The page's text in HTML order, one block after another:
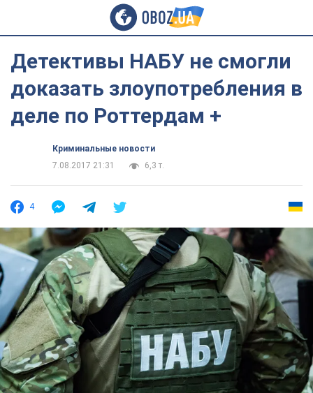
Детективы НАБУ не смогли
доказать злоупотребления в
деле по Роттердам +
Криминальные новости
7.08.2017 21:31
6,3 т.
4